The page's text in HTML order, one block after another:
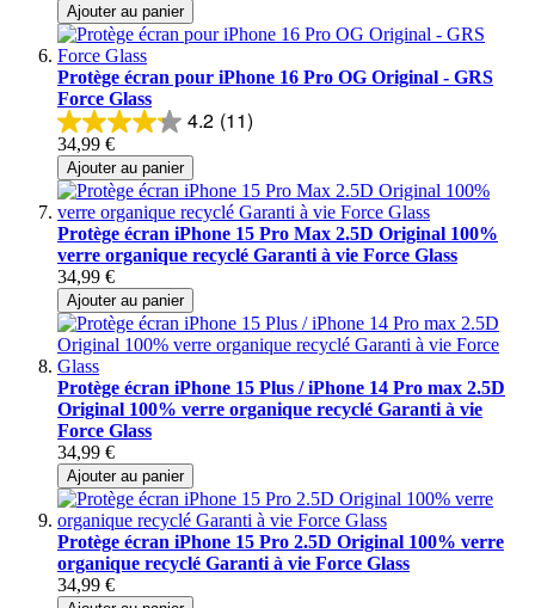
Ajouter au panier
Protège écran pour iPhone 16 Pro OG Original - GRS
Force Glass
4.2 (11)
34,99 €
Ajouter au panier
Protège écran iPhone 15 Pro Max 2.5D Original 100%
verre organique recyclé Garanti à vie Force Glass
34,99 €
Ajouter au panier
Protège écran iPhone 15 Plus / iPhone 14 Pro max 2.5D
Original 100% verre organique recyclé Garanti à vie
Force Glass
34,99 €
Ajouter au panier
Protège écran iPhone 15 Pro 2.5D Original 100% verre
organique recyclé Garanti à vie Force Glass
34,99 €